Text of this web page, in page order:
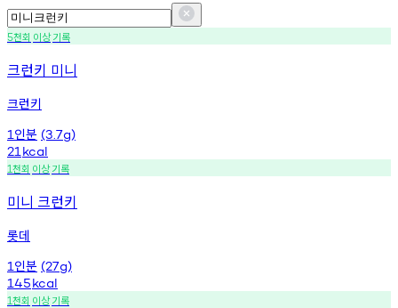
5천회 이상기록
크런키 미니
크런키
1 인분 (3.7g)
21 kcal
1천회 이상기록
미니 크런키
롯데
1 인분 (27g)
145kcal
1천회 이상기록